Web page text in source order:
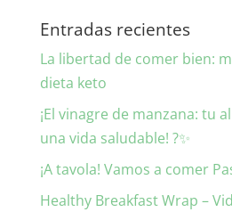
Entradas recientes
La libertad de comer bien:
dieta keto
¡El vinagre de manzana: tu
una vida saludable! ?✨
¡A tavola! Vamos a comer
Healthy Breakfast Wrap –